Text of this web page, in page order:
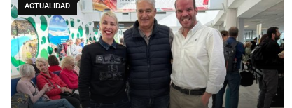
ACTUALIDAD